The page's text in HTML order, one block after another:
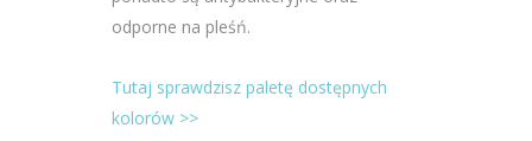
odporne na pleśń.
Tutaj sprawdzisz paletę dostępnych
kolorów >>